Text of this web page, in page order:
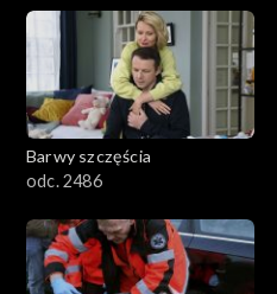
801–900
782–800
Barwy szczęścia
odc. 2486